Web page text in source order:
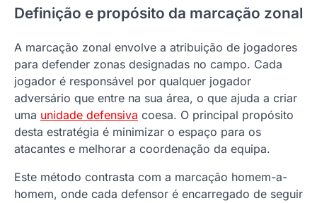
Definição e propósito da marcação zonal
A marcação zonal envolve a atribuição de jogadores
para defender zonas designadas no campo. Cada
jogador é responsável por qualquer jogador
adversário que entre na sua área, o que ajuda a criar
uma unidade defensiva coesa. O principal propósito
desta estratégia é minimizar o espaço para os
atacantes e melhorar a coordenação da equipa.
Este método contrasta com a marcação homem-a-
homem, onde cada defensor é encarregado de seguir